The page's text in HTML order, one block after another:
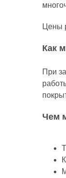
Цены
Как
При
Чем